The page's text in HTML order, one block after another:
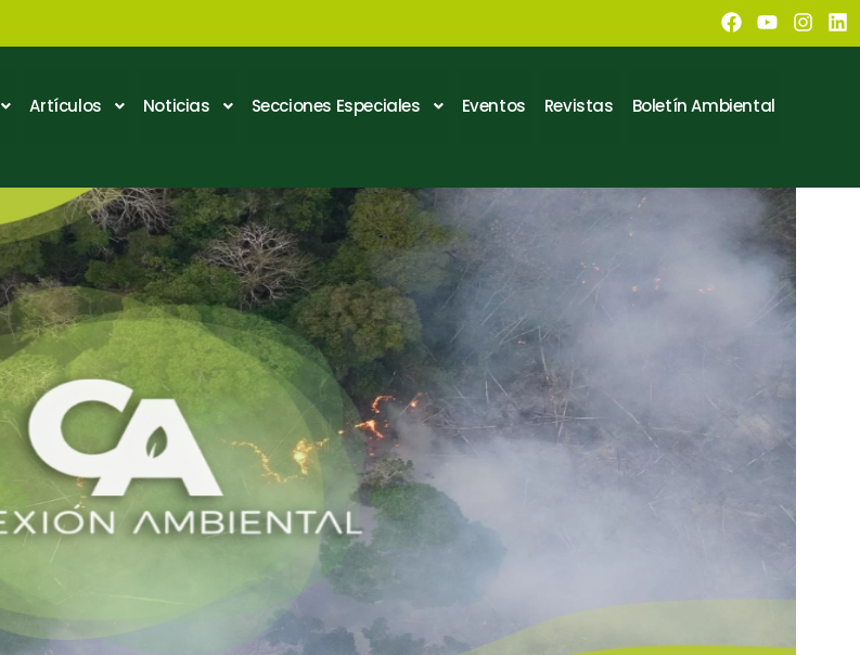
Artículos Noticias Secciones Especiales Eventos Revistas Boletín Ambiental